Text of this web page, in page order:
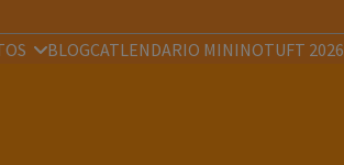
BLOGCATLENDARIO MININOTUFT 2026